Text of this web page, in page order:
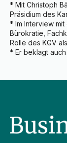
* Mit Christoph
Präsidium des
* Im Interview
Bürokratie,
Rolle des KGV
* Er beklagt